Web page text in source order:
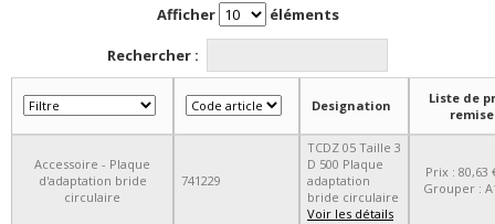
Afficher éléments
Rechercher :
Designation
Liste de
remise
Accessoire - Plaque
d'adaptation bride
circulaire
741229
TCDZ 05 Taille 3
D 500 Plaque
adaptation
bride circulaire
Voir les détails
Prix : 80,63
Grouper :